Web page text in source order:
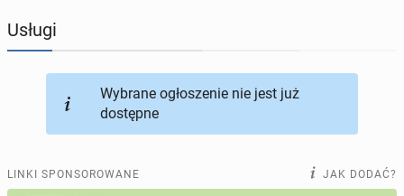
Usługi
Wybrane ogłoszenie nie jest już
dostępne
LINKI SPONSOROWANE JAK DODAĆ?